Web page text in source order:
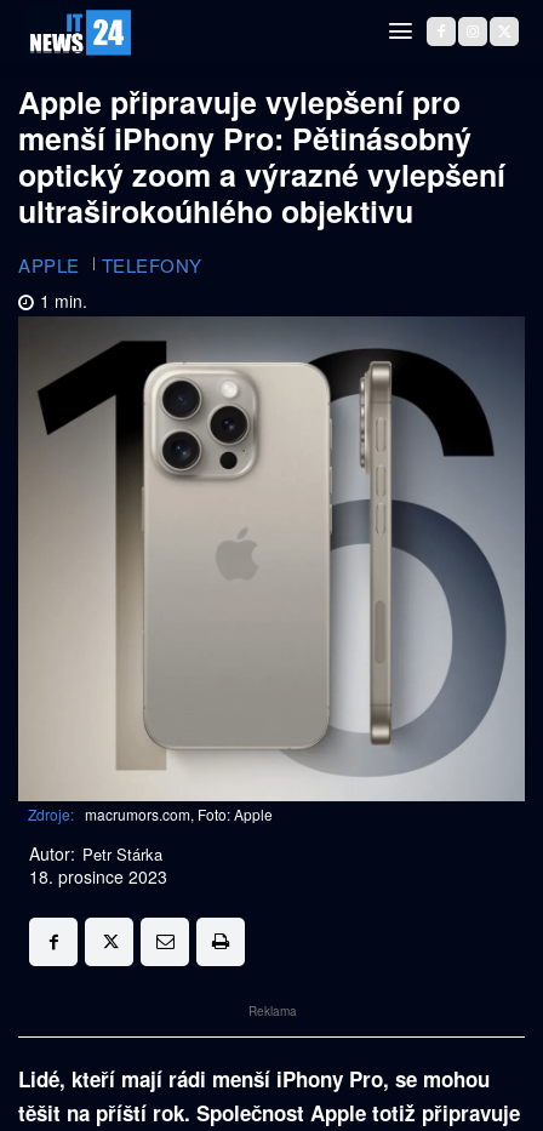
Apple připravuje vylepšení pro
menší iPhony Pro: Pětinásobný
optický zoom a výrazné vylepšení
ultraširokoúhlého objektivu
APPLE TELEFONY
1 min.
Zdroje: macrumors.com, Foto: Apple
Autor: Petr Stárka
18. prosince 2023
Reklama
Lidé, kteří mají rádi menší iPhony Pro, se mohou
těšit na příští rok. Společnost Apple totiž připravuje